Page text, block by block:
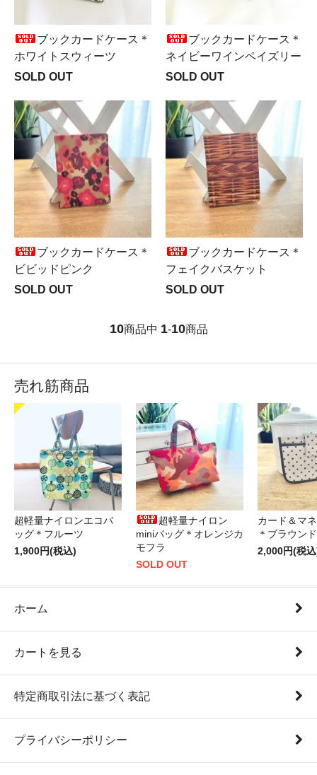
ブックカードケース＊
ホワイトスウィーツ
SOLD OUT
ブックカードケース＊
ネイビーワインペイズリー
SOLD OUT
ブックカードケース＊
ビビッドピンク
SOLD OUT
ブックカードケース＊
フェイクバスケット
SOLD OUT
10商品中 1-10商品
売れ筋商品
超軽量ナイロンエコバ
ッグ＊フルーツ
1,900円(税込)
超軽量ナイロン
miniバッグ＊オレンジカ
モフラ
SOLD OUT
カード＆マ
＊ブラウン
2,000円(税
ホーム
カートを見る
特定商取引法に基づく表記
プライバシーポリシー